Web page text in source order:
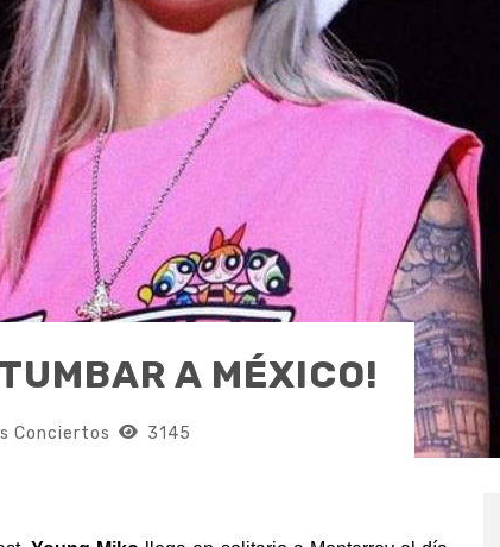
A MÉXICO!
Conciertos 3145